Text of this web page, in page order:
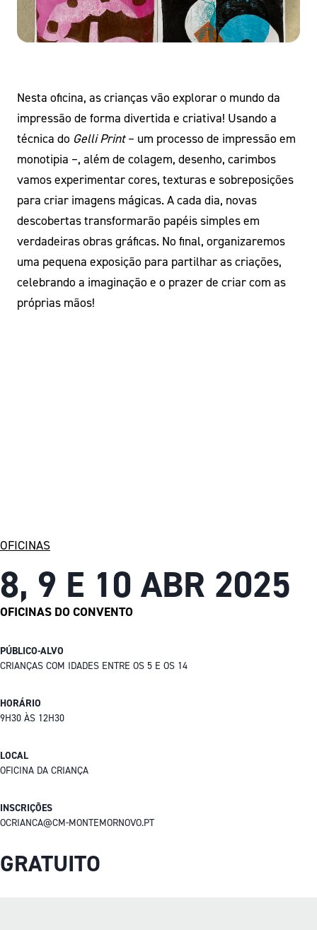
Nesta oficina, as crianças vão explorar o mundo da
impressão de forma divertida e criativa! Usando a
técnica do Gelli Print– um processo de impressão em
monotipia –, além de colagem, desenho, carimbos
vamos experimentar cores, texturas e sobreposições
para criar imagens mágicas. A cada dia, novas
descobertas transformarão papéis simples em
verdadeiras obras gráficas. No final, organizaremos
uma pequena exposição para partilhar as criações,
celebrando a imaginação e o prazer de criar com as
próprias mãos!
OFICINAS
8, 9 E 10 ABR 2025
OFICINAS DO CONVENTO
PÚBLICO-ALVO
CRIANÇAS COM IDADES ENTRE OS 5 E OS 14
HORÁRIO
9H30 ÀS 12H30
LOCAL
OFICINA DA CRIANÇA
INSCRIÇÕES
OCRIANCA@CM-MONTEMORNOVO.PT
GRATUITO